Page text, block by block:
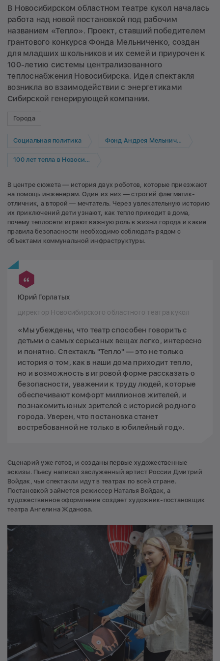
В Новосибирском областном театре кукол началась
работа над новой постановкой под рабочим
названием «Тепло». Проект, ставший победителем
грантового конкурса Фонда Мельниченко, создан
для младших школьников и их семей и приурочен к
100-летию системы централизованного
теплоснабжения Новосибирска. Идея спектакля
возникла во взаимодействии с энергетиками
Сибирской генерирующей компании.
Города
Социальная политика Фонд Андрея Мельниченко
100 лет тепла в Новосибирске
В центре сюжета — история двух роботов, которые приезжают
на помощь инженерам. Один из них — строгий флегматик-
отличник, а второй — мечтатель. Через увлекательную историю
их приключений дети узнают, как тепло приходит в дома,
почему теплосети играют важную роль в жизни города и какие
правила безопасности необходимо соблюдать рядом с
объектами коммунальной инфраструктуры.
Юрий Горлатых
директор Новосибирского областного театра кукол
«Мы убеждены, что театр способен говорить с
детьми о самых серьезных вещах легко, интересно
и понятно. Спектакль "Тепло" — это не только
история о том, как в наши дома приходит тепло,
но и возможность в игровой форме рассказать о
безопасности, уважении к труду людей, которые
обеспечивают комфорт миллионов жителей, и
познакомить юных зрителей с историей родного
города. Уверен, что постановка станет
востребованной не только в юбилейный год».
Сценарий уже готов, и созданы первые художественные
эскизы. Пьесу написал заслуженный артист России Дмитрий
Войдак, чьи спектакли идут в театрах по всей стране.
Постановкой займется режиссер Наталья Войдак, а
художественное оформление создает художник-постановщик
театра Ангелина Жданова.